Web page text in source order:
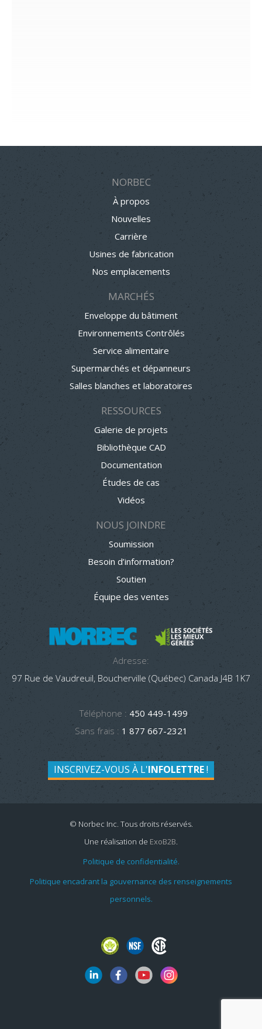
NORBEC
À propos
Nouvelles
Carrière
Usines de fabrication
Nos emplacements
MARCHÉS
Enveloppe du bâtiment
Environnements Contrôlés
Service alimentaire
Supermarchés et dépanneurs
Salles blanches et laboratoires
RESSOURCES
Galerie de projets
Bibliothèque CAD
Documentation
Études de cas
Vidéos
NOUS JOINDRE
Soumission
Besoin d’information?
Soutien
Équipe des ventes
Adresse:
97 Rue de Vaudreuil, Boucherville (Québec) Canada J4B 1K7
Téléphone : 450 449-1499
Sans frais : 1 877 667-2321
INSCRIVEZ-VOUS À L'INFOLETTRE!
© Norbec Inc. Tous droits réservés.
Une réalisation de ExoB2B.
Politique de confidentialité.
Politique encadrant la gouvernance des renseignements
personnels.